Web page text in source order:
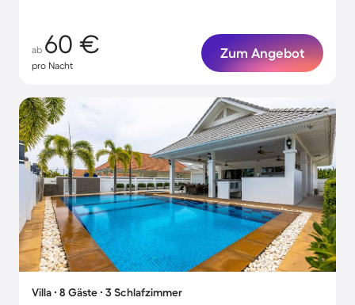
ab 60 €
pro Nacht
Zum Angebot
Villa ∙ 8 Gäste ∙ 3 Schlafzimmer